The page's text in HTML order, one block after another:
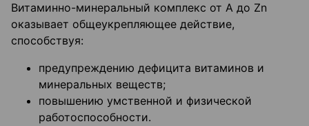
Витаминно-минеральный комплекс от А до Zn
оказывает общеукрепляющее действие,
способствуя:
предупреждению дефицита витаминов и
минеральных веществ;
повышению умственной и физической
работоспособности.